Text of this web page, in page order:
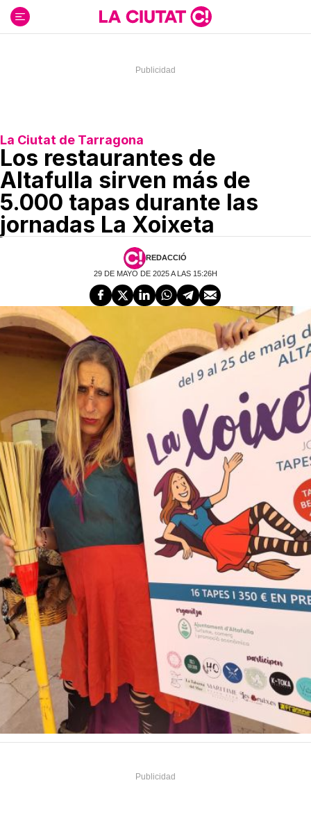
contenido
La Ciutat de Tarragona
Los restaurantes de
Altafulla sirven más de
5.000 tapas durante las
jornadas La Xoixeta
REDACCIÓ
29 DE MAYO DE 2025 A LAS 15:26H